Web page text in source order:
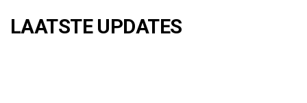
LAATSTE UPDATES